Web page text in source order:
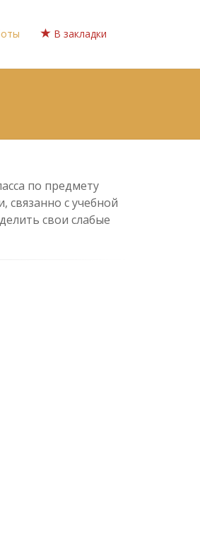
В закладки
по предмету
связанно с учебной
свои слабые